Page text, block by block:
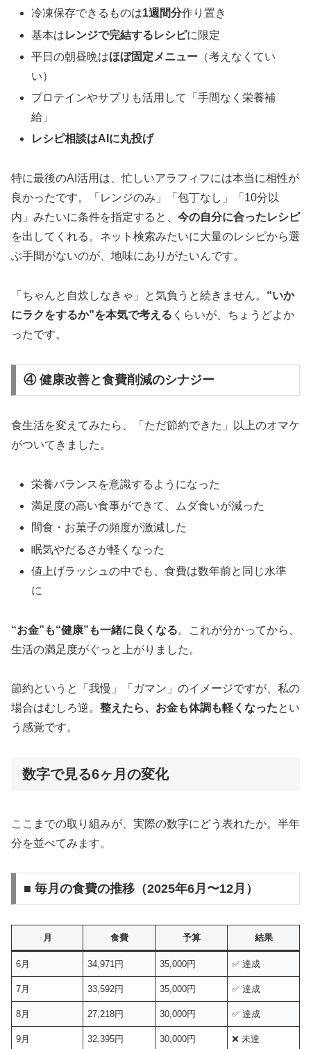
冷凍保存できるものは1週間分作り置き
基本はレンジで完結するレシピに限定
平日の朝昼晩はほぼ固定メニュー （考えなくてい
い）
プロテインやサプリも活用して「手間なく栄養補
給」
レシピ相談はAIに丸投げ
特に最後のAI活用は、忙しいアラフィフには本当に相性が
良かったです。「レンジのみ」「包丁なし」「10分以
内」みたいに条件を指定すると、 今の自分に合ったレシピ
を出してくれる。ネット検索みたいに大量のレシピから選
ぶ手間がないのが、地味にありがたいんです。
「ちゃんと自炊しなきゃ」と気負うと続きません。 “いか
にラクをするか”を本気で考える くらいが、ちょうどよか
ったです。
④ 健康改善と食費削減のシナジー
食生活を変えてみたら、「ただ節約できた」以上のオマケ
がついてきました。
栄養バランスを意識するようになった
満足度の高い食事ができて、ムダ食いが減った
間食・お菓子の頻度が激減した
眠気やだるさが軽くなった
値上げラッシュの中でも、食費は数年前と同じ水準
に
“お金”も“健康”も一緒に良くなる。これが分かってから、
生活の満足度がぐっと上がりました。
節約というと「我慢」「ガマン」のイメージですが、私の
場合はむしろ逆。 整えたら、お金も体調も軽くなったとい
う感覚です。
数字で見る6ヶ月の変化
ここまでの取り組みが、実際の数字にどう表れたか。半年
分を並べてみます。
■ 毎月の食費の推移（2025年6月〜12月）
月 食費 予算 結果
6月 34,971円 35,000円 ✅ 達成
7月 33,592円 35,000円 ✅ 達成
8月 27,218円 30,000円 ✅ 達成
9月 32,395円 30,000円 ❌ 未達